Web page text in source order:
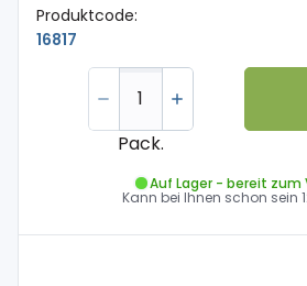
Produktcode:
16817
Pack.
Auf Lager - bereit zum
Kann bei Ihnen schon sein